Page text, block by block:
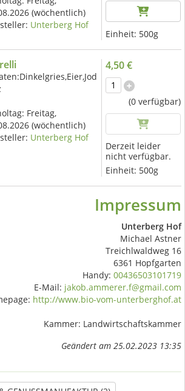
(wöchentlich)
Unterberg Hof
Einheit: 500g
Freitag,
(wöchentlich)
Unterberg Hof
4,50 €
(0 verfügbar)
Derzeit leider
nicht verfügbar.
Einheit: 500g
Impressum
Unterberg Hof
Michael Astner
Treichlwaldweg 16
6361 Hopfgarten
Handy: 00436503101719
E-Mail: jakob.ammerer.f@gmail.com
http://www.bio-vom-unterberghof.at
Kammer: Landwirtschaftskammer
Geändert am 25.02.2023 13:35